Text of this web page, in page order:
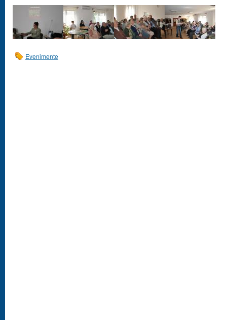
Evenimente